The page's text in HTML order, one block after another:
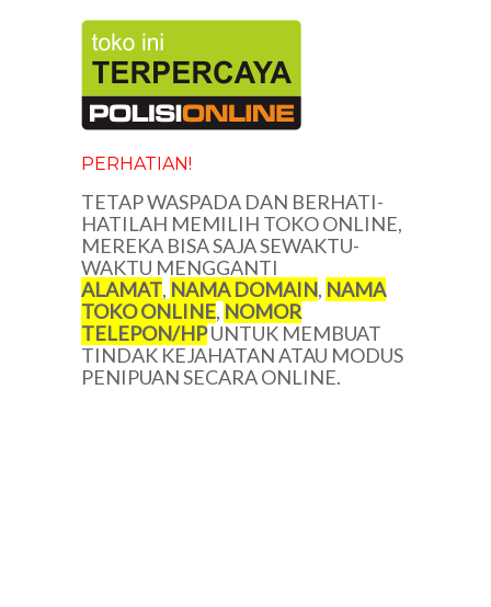
PERHATIAN!
TETAP WASPADA DAN BERHATI-
HATILAH MEMILIH TOKO ONLINE,
MEREKA BISA SAJA SEWAKTU-
WAKTU MENGGANTI
ALAMAT, NAMA DOMAIN, NAMA
TOKO ONLINE, NOMOR
TELEPON/HPUNTUK MEMBUAT
TINDAK KEJAHATAN ATAU MODUS
PENIPUAN SECARA ONLINE.